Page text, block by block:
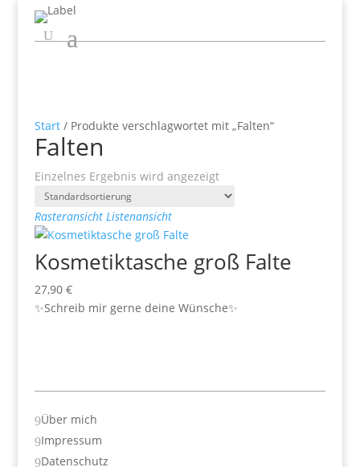
Start/ Produkte verschlagwortet mit „Falten“
Falten
Einzelnes Ergebnis wird angezeigt
Rasteransicht Listenansicht
Kosmetiktasche groß Falte
27,90 €
✨Schreib mir gerne deine Wünsche✨
9Über mich
9Impressum
9Datenschutz